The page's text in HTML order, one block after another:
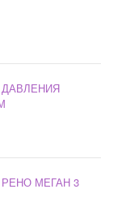
МЕГАН 3